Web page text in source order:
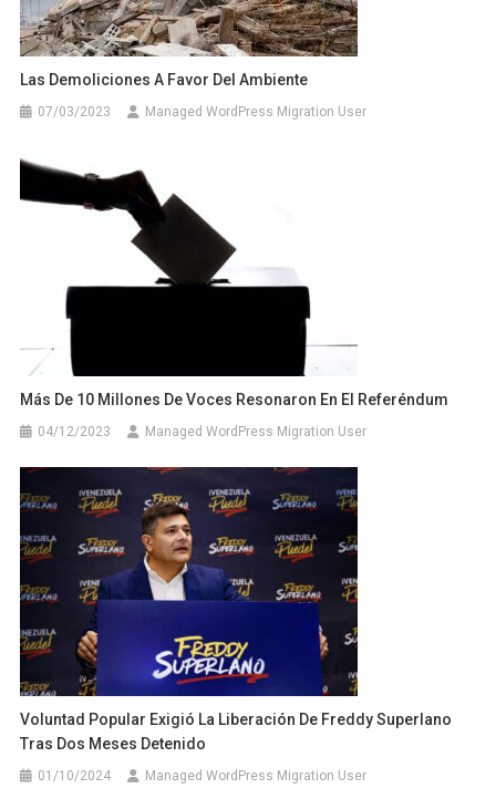
Las Demoliciones A Favor Del Ambiente
07/03/2023 Managed WordPress Migration User
Más De 10 Millones De Voces Resonaron En El Referéndum
04/12/2023 Managed WordPress Migration User
Voluntad Popular Exigió La Liberación De Freddy Superlano
Tras Dos Meses Detenido
01/10/2024 Managed WordPress Migration User